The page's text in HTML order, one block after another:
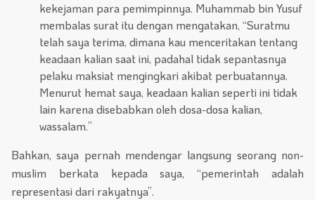
kekejaman para pemimpinnya. Muhammab bin Yusuf
membalas surat itu dengan mengatakan, “Suratmu
telah saya terima, dimana kau menceritakan tentang
keadaan kalian saat ini, padahal tidak sepantasnya
pelaku maksiat mengingkari akibat perbuatannya.
Menurut hemat saya, keadaan kalian seperti ini tidak
lain karena disebabkan oleh dosa-dosa kalian,
wassalam.”
Bahkan, saya pernah mendengar langsung seorang non-
muslim berkata kepada saya, “pemerintah adalah
representasi dari rakyatnya”.